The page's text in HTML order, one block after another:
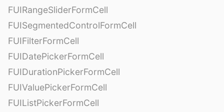
FUIRangeSliderFormCell
FUISegmentedControlFormCell
FUIFilterFormCell
FUIDatePickerFormCell
FUIDurationPickerFormCell
FUIValuePickerFormCell
FUIListPickerFormCell